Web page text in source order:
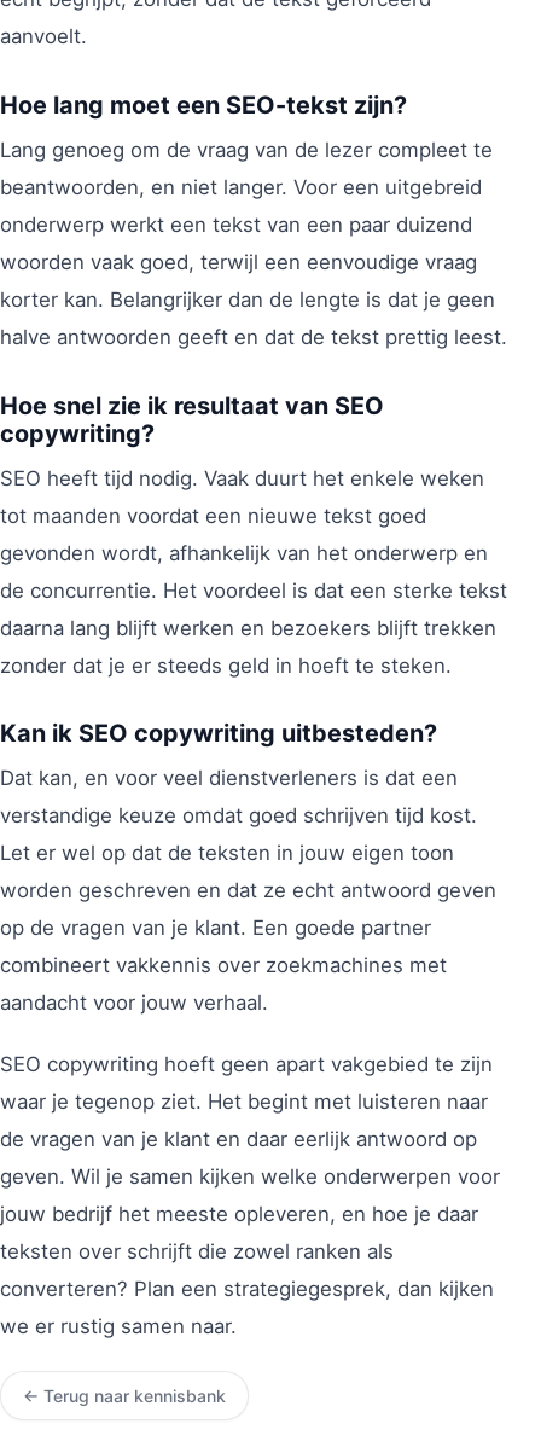
aanvoelt.
Hoe lang moet een SEO-tekst zijn?
Lang genoeg om de vraag van de lezer compleet te
beantwoorden, en niet langer. Voor een uitgebreid
onderwerp werkt een tekst van een paar duizend
woorden vaak goed, terwijl een eenvoudige vraag
korter kan. Belangrijker dan de lengte is dat je geen
halve antwoorden geeft en dat de tekst prettig leest.
Hoe snel zie ik resultaat van SEO
copywriting?
SEO heeft tijd nodig. Vaak duurt het enkele weken
tot maanden voordat een nieuwe tekst goed
gevonden wordt, afhankelijk van het onderwerp en
de concurrentie. Het voordeel is dat een sterke tekst
daarna lang blijft werken en bezoekers blijft trekken
zonder dat je er steeds geld in hoeft te steken.
Kan ik SEO copywriting uitbesteden?
Dat kan, en voor veel dienstverleners is dat een
verstandige keuze omdat goed schrijven tijd kost.
Let er wel op dat de teksten in jouw eigen toon
worden geschreven en dat ze echt antwoord geven
op de vragen van je klant. Een goede partner
combineert vakkennis over zoekmachines met
aandacht voor jouw verhaal.
SEO copywriting hoeft geen apart vakgebied te zijn
waar je tegenop ziet. Het begint met luisteren naar
de vragen van je klant en daar eerlijk antwoord op
geven. Wil je samen kijken welke onderwerpen voor
jouw bedrijf het meeste opleveren, en hoe je daar
teksten over schrijft die zowel ranken als
converteren? Plan een strategiegesprek, dan kijken
we er rustig samen naar.
← Terug naar kennisbank